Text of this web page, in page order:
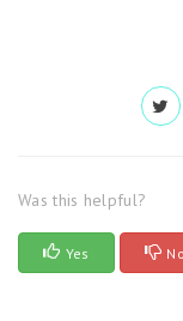
Was this helpful?
Yes No